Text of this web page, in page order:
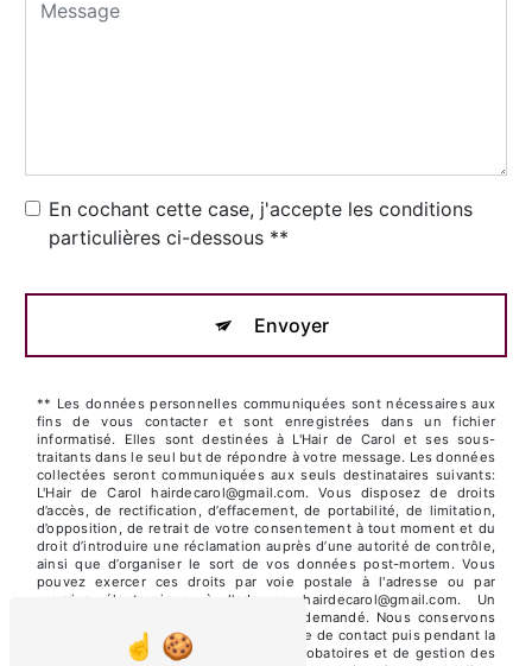
En cochant cette case, j'accepte les conditions
particulières ci-dessous **
Envoyer
** Les données personnelles communiquées sont nécessaires aux
fins de vous contacter et sont enregistrées dans un fichier
informatisé. Elles sont destinées à L'Hair de Carol et ses sous-
traitants dans le seul but de répondre à votre message. Les données
collectées seront communiquées aux seuls destinataires suivants:
L'Hair de Carol hairdecarol@gmail.com. Vous disposez de droits
d’accès, de rectification, d’effacement, de portabilité, de limitation,
d’opposition, de retrait de votre consentement à tout moment et du
droit d’introduire une réclamation auprès d’une autorité de contrôle,
ainsi que d’organiser le sort de vos données post-mortem. Vous
pouvez exercer ces droits par voie postale à l'adresse ou par
courrier électronique à l'adresse hairdecarol@gmail.com. Un
justificatif d'identité pourra vous être demandé. Nous conservons
vos données pendant la période de prise de contact puis pendant la
durée de prescription légale aux fins probatoires et de gestion des